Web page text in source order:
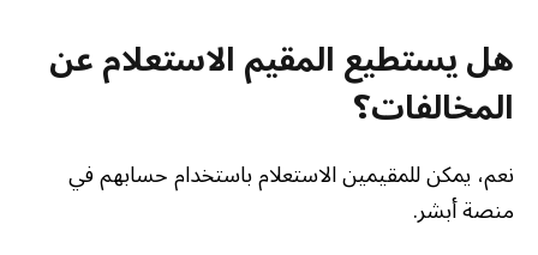
هل يستطيع المقيم الاستعلام عن
المخالفات؟
نعم، يمكن للمقيمين الاستعلام باستخدام حسابهم في
منصة أبشر.